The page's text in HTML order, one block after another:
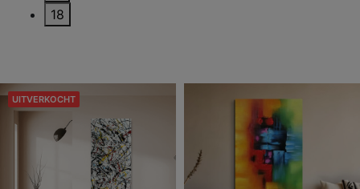
18
UITVERKOCHT